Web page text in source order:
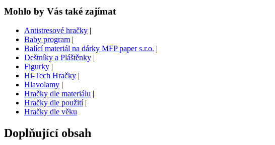
Mohlo by Vás také zajímat
Antistresové hračky |
Baby program |
Balící materiál na dárky MFP paper s.r.o. |
Deštníky a Pláštěnky |
Figurky |
Hi-Tech Hračky |
Hlavolamy |
Hračky dle materiálu |
Hračky dle použití|
Hračky dle věku
Doplňující obsah